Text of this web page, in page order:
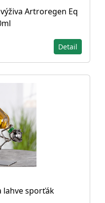
Artroregen Eq
Detail
lahve sporťák